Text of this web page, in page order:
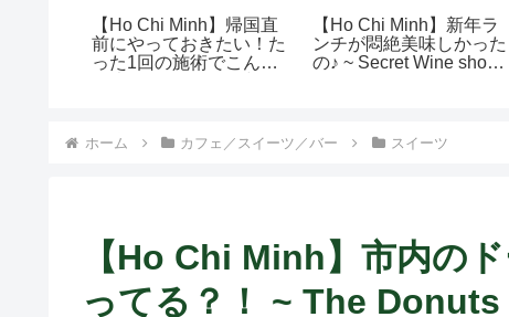
【Ho Chi Minh】帰国直
前にやっておきたい！た
った1回の施術でこんな
【Ho Chi Minh】新年ラ
ンチが悶絶美味しかった
の♪ ~ Secret Wine shop
ホーム カフェ／スイーツ／バー スイーツ
【Ho Chi Minh】市内の
ってる？！ ~ The